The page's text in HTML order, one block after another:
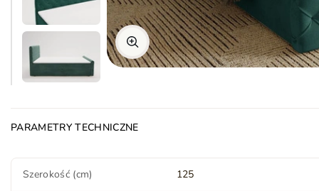
PARAMETRY TECHNICZNE
Szerokość (cm) 125